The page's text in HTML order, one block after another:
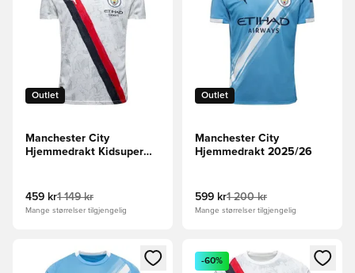
Outlet
Manchester City
Hjemmedrakt Kidsuper
459 kr1 149 kr
Mange størrelser tilgjengelig
Outlet
Manchester City
Hjemmedrakt 2025/26
599 kr1 200 kr
Mange størrelser tilgjengelig
Åpner en Modal for å logge inn eller registrere deg som
Åpner en Modal for å logge
-60%